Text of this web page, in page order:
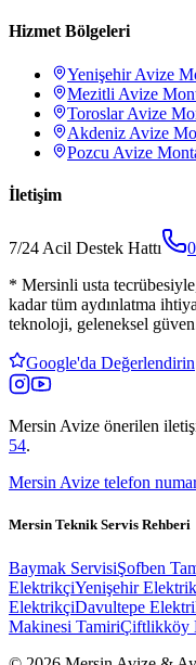
Hizmet Bölgeleri
YenişehirAvize
Mezitli Avize
ToroslarAvize
Akdeniz Avize
Pozcu Avize
İletişim
7/24 Acil Destek Hattı
* Mersinli usta
kadar tüm aydınlatma
teknoloji, geleneksel
Google'da Değerlendirin
Mersin Avize önerilen
54.
Mersin Avize telefon
Mersin Teknik Servis Rehberi
Baymak ServisiŞofben
ElektrikçiYenişehir
ElektrikçiDavultepe
Makinesi TamiriÇiftlikköy